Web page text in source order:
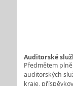
Auditorské
Předmětem
auditorských
kraje,